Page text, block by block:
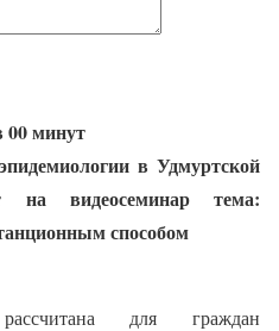
00 минут
в Удмуртской
на видеосеминар тема:
способом
для граждан